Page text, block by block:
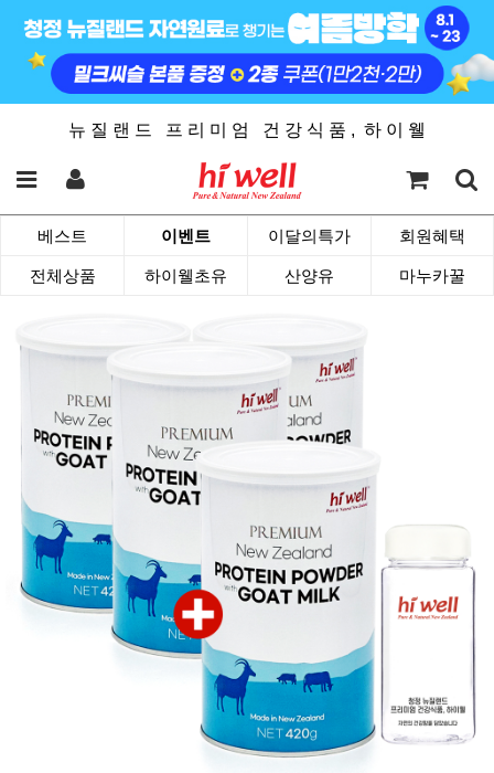
뉴 질 랜 드 프 리 미 엄 건 강 식 품 , 하 이 웰
베스트 이벤트 이달의특가 회원혜택
전체상품 하이웰초유 산양유 마누카꿀